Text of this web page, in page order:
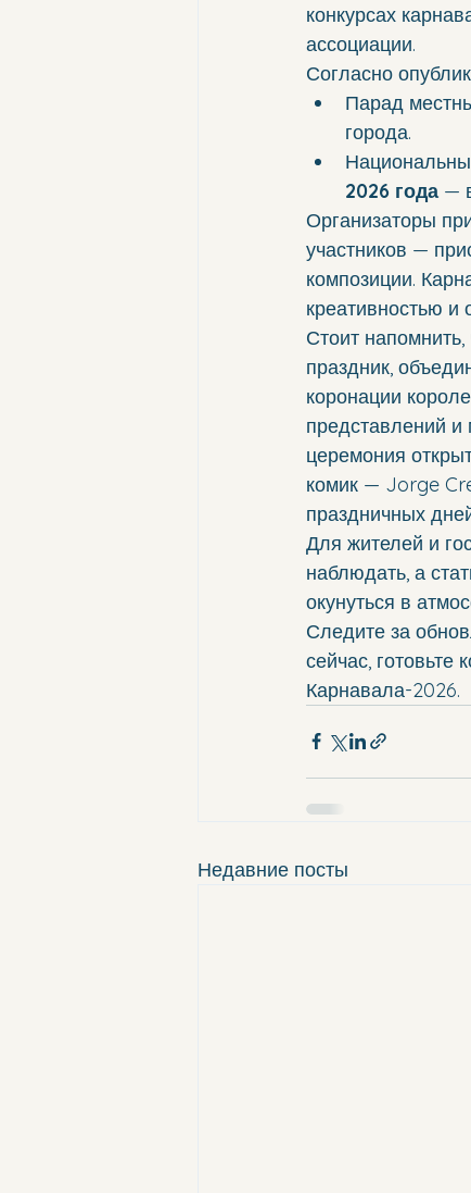
конкурсах
ассоциации.
Согласно
Парад
города.
2026 года —
Организаторы
участников —
композиции.
креативностью
Стоит
праздник,
коронации
представлений
церемония
комик — Jorge
праздничных
Для жителей и
наблюдать, а
окунуться в
Следите за
сейчас,
Карнавала-2026.
Недавние посты